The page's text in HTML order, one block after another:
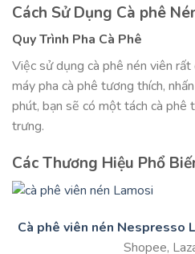
Cách Sử Dụng Cà phê
Quy Trình Pha Cà Phê
Việc sử dụng cà phê nén viên
máy pha cà phê tương thích,
phút, bạn sẽ có một tách cà phê
trưng.
Các Thương Hiệu Phổ
Cà phê viên nén Nespresso
Shopee,